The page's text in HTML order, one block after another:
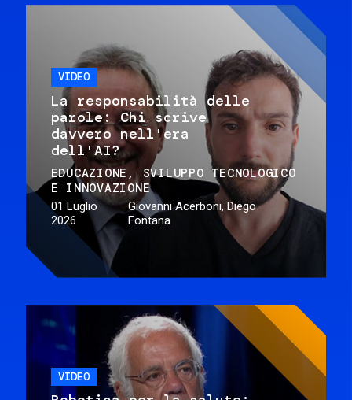
VIDEO
La responsabilità delle
parole: Chi scrive
davvero nell'era
dell'AI?
EDUCAZIONE
SVILUPPO TECNOLOGICO
E INNOVAZIONE
01 Luglio
2026
Giovanni Acerboni, Diego
Fontana
VIDEO